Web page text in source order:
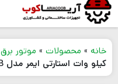
خانه » محصولات » موتور برق
کیلو وات استارتی ایمر مدل LT3900EB